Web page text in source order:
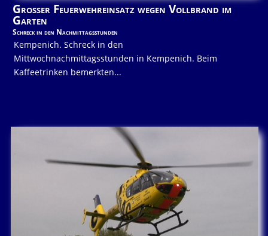
Großer Feuerwehreinsatz wegen Vollbrand im
Garten
Schreck in den Nachmittagsstunden
Kempenich. Schreck in den
Mittwochnachmittagsstunden in Kempenich. Beim
Kaffeetrinken bemerkten...